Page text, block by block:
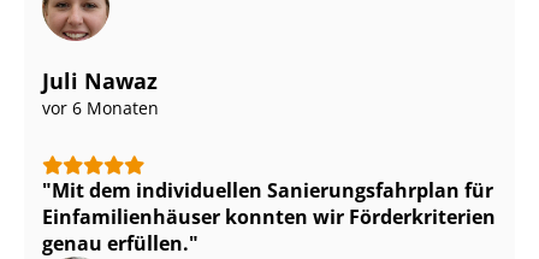
Juli Nawaz
vor 6 Monaten
Mit dem individuellen Sa­nie­rungs­fahr­plan für
Ein­fa­mi­li­en­häu­ser konnten wir Förderkriterien
genau erfüllen.